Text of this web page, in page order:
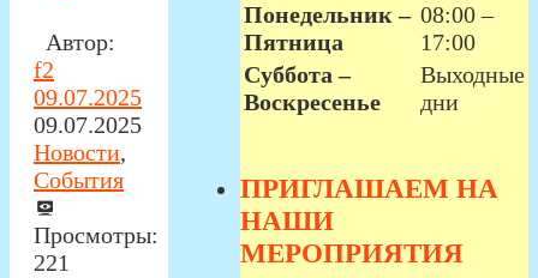
Автор:
f2
09.07.2025
09.07.2025
Новости,
События
Просмотры:
221
Понедельник –
Пятница
08:00 –
17:00
Суббота –
Воскресенье
Выходные
дни
ПРИГЛАШАЕМ НА
НАШИ
МЕРОПРИЯТИЯ